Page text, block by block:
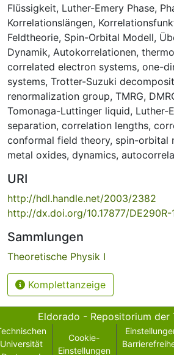
Flüssigkeit, Luther-Emery Phase,
Korrelationslängen,
Feldtheorie, Spin-Orbital Modell,
Dynamik, Autokorrelationen,
correlated electron systems, one-
systems, Trotter-Suzuki
renormalization group, TMRG,
Tomonaga-Luttinger liquid, Luther-
separation, correlation lengths,
conformal field theory, spin-orbital
metal oxides, dynamics,
URI
http://hdl.handle.net/2003/2382
http://dx.doi.org/10.17877/DE290R-
Sammlungen
Theoretische Physik I
Komplettanzeige
Eldorado - Repositorium der
Universität
Cookie-
Einstellungen